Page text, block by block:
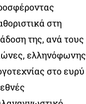
στη
της, ανά τους
ελληνόφωνης
στο ευρύ